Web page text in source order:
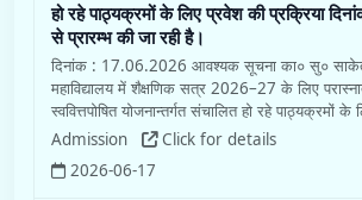
Admission
Click for details
2026-06-17
अत्यावश्यक सूचना : हिन्दी, अंग्रेजी, भूगोल, प्राचीन
मनोविज्ञान, प्राणि विज्ञान व वनस्पति विज्ञान विषयों में
परास्नातक स्तर पर बची हुई सीटों के लिये प्रवेश-
पुनः खोली जा रही है।